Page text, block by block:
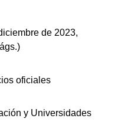
de 2023,
)
oficiales
y Universidades